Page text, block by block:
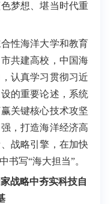
梦想、堪当时代重
性海洋大学和教育
共建高校，中国海
认真学习贯彻习近
的重要论述，系统
关键核心技术攻坚
，打造海洋经济高
战略引擎，在加快
书写“海大担当”。
战略中夯实科技自